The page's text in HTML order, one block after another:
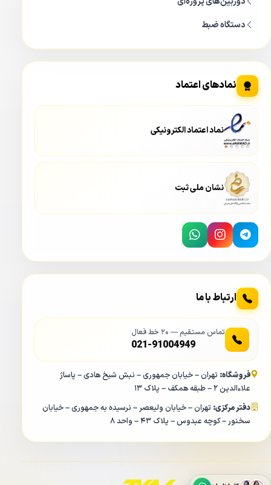
دستگاه ضبط
نمادهای اعتماد
نماد اعتماد الکترونیکی
نشان ملی ثبت
ارتباط با ما
تماس مستقیم — ۲۰ خط فعال
021-91004949
فروشگاه: تهران – خیابان جمهوری – نبش شیخ هادی – پاساژ
علاءالدین ۲ – طبقه همکف – پلاک ۱۳
دفتر مرکزی: تهران – خیابان ولیعصر – نرسیده به جمهوری – خیابان
سخنور – کوچه عبدوس – پلاک ۴۳ – واحد ۸